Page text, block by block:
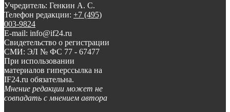
Учредитель: Генкин А. С.
Телефон редакции: +7 (495)
003-9824
E-mail: info@if24.ru
Свидетельство о регистрации
СМИ: ЭЛ № ФС 77 - 67477
При использовании
материалов гиперссылка на
IF24.ru обязательна.
Мнение редакции может не
совпадать с мнением автора